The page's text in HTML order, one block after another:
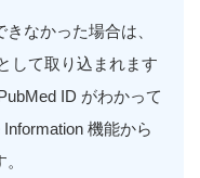
なかった場合は、
して取り込まれます
ID がわかって
Information 機能から